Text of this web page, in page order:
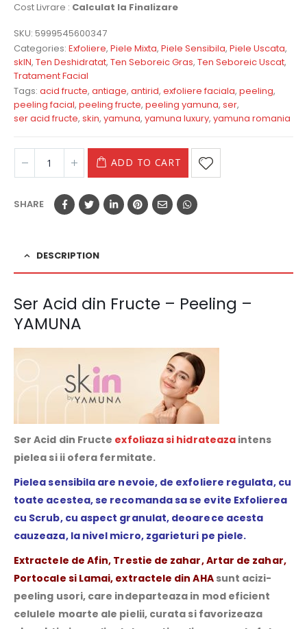
Cost Livrare : Calculat la Finalizare
SKU: 5999545600347
Categories: Exfoliere, Piele Mixta, Piele Sensibila, Piele Uscata,
skIN, Ten Deshidratat, Ten Seboreic Gras, Ten Seboreic Uscat,
Tratament Facial
Tags: acid fructe, antiage, antirid, exfoliere faciala, peeling,
peeling facial, peeling fructe, peeling yamuna, ser,
ser acid fructe, skin, yamuna, yamuna luxury, yamuna romania
ADD TO CART
SHARE
DESCRIPTION
Ser Acid din Fructe – Peeling –
YAMUNA
Ser Acid din Fructe exfoliaza si hidrateaza intens
pielea si ii ofera fermitate.
Pielea sensibila are nevoie, de exfoliere regulata, cu
toate acestea, se recomanda sa se evite Exfolierea
cu Scrub, cu aspect granulat, deoarece acesta
cauzeaza, la nivel micro, zgarieturi pe piele.
Extractele de Afin, Trestie de zahar, Artar de zahar,
Portocale si Lamai, extractele din AHAsunt acizi-
peeling usori, care indeparteaza in mod eficient
celulele moarte ale pielii, curata si favorizeaza